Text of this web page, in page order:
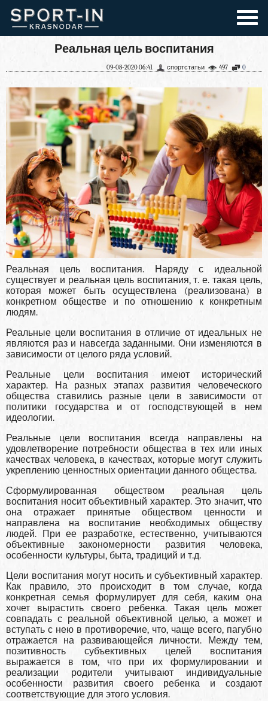
Реальная цель воспитания
0
497
спортстатьи
09-08-2020 06:41
Реальная цель воспитания. Наряду с идеальной
существует и реальная цель воспитания, т. е. такая цель,
которая может быть осу­ществлена (реализована) в
конкретном обществе и по отношению к конкретным
людям.
Реальные цели воспитания в отличие от идеальных не
являются раз и навсегда заданными. Они изменяются в
зависимости от целого ряда условий.
Реальные цели воспитания имеют исторический
характер. На разных этапах развития человеческого
общества ставились разные цели в зависимости от
политики государства и от господствующей в нем
идеологии.
Реальные цели воспитания всегда направлены на
удовлетворе­ние потребности общества в тех или иных
качествах человека, в каче­ствах, которые могут служить
укреплению ценностных ориентации данного общества.
Сформулированная обществом реальная цель
воспитания носит объективный характер. Это значит, что
она отражает принятые об­ществом ценности и
направлена на воспитание необходимых общест­ву
людей. При ее разработке, естественно, учитываются
объективные закономерности развития человека,
особенности культуры, быта, тра­диций и т.д.
Цели воспитания могут носить и субъективный характер.
Как правило, это происходит в том случае, когда
конкретная семья фор­мулирует для себя, каким она
хочет вырастить своего ребенка. Такая цель может
совпадать с реальной объективной целью, а может и
вступать с нею в противоречие, что, чаще всего, пагубно
отражается на развивающейся личности. Между тем,
позитивность субъективных целей воспитания
выражается в том, что при их формулировании и
реализации родители учитывают индивидуальные
особенности раз­вития своего ребенка и создают
соответствующие для этого условия.